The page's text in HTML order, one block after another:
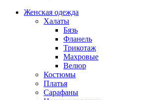
Женская одежда
Халаты
Бязь
Фланель
Трикотаж
Махровые
Велюр
Костюмы
Платья
Сарафаны